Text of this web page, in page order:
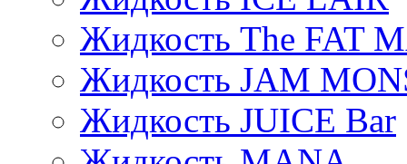
Жидкость The FAT
Жидкость JAM
Жидкость JUICE Bar